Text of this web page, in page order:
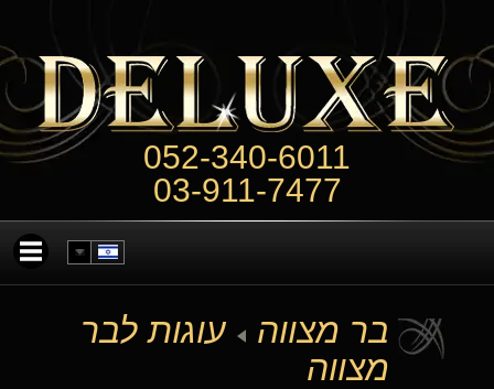
052-340-6011
03-911-7477
בר מצווה
עוגות לבר
מצווה